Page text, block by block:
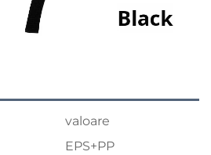
valoare
EPS+PP